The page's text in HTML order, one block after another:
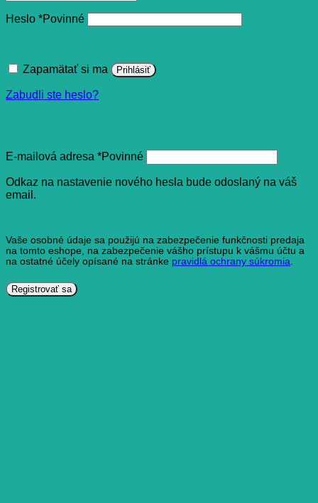
Heslo *Povinné
Zapamätať si ma Prihlásiť
Zabudli ste heslo?
E-mailová adresa *Povinné
Odkaz na nastavenie nového hesla bude odoslaný na váš
email.
Vaše osobné údaje sa použijú na zabezpečenie funkčnosti predaja
na tomto eshope, na zabezpečenie vášho prístupu k vášmu účtu a
na ostatné účely opísané na stránke pravidlá ochrany súkromia.
Registrovať sa